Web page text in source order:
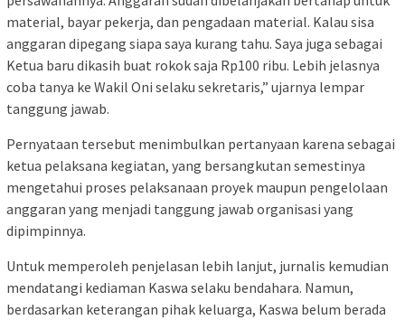
material, bayar pekerja, dan pengadaan material. Kalau sisa
anggaran dipegang siapa saya kurang tahu. Saya juga sebagai
Ketua baru dikasih buat rokok saja Rp100 ribu. Lebih jelasnya
coba tanya ke Wakil Oni selaku sekretaris,” ujarnya lempar
tanggung jawab.
Pernyataan tersebut menimbulkan pertanyaan karena sebagai
ketua pelaksana kegiatan, yang bersangkutan semestinya
mengetahui proses pelaksanaan proyek maupun pengelolaan
anggaran yang menjadi tanggung jawab organisasi yang
dipimpinnya.
Untuk memperoleh penjelasan lebih lanjut, jurnalis kemudian
mendatangi kediaman Kaswa selaku bendahara. Namun,
berdasarkan keterangan pihak keluarga, Kaswa belum berada